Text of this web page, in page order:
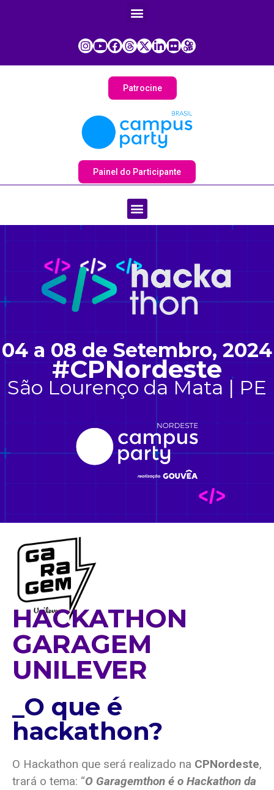
Patrocine
Painel do Participante
04 a 08 de Setembro, 2024
#CPNordeste
São Lourenço da Mata | PE
HACKATHON
GARAGEM
UNILEVER
_O que é
hackathon?
O Hackathon que será realizado na CPNordeste,
trará o tema: “O Garagemthon é o Hackathon da